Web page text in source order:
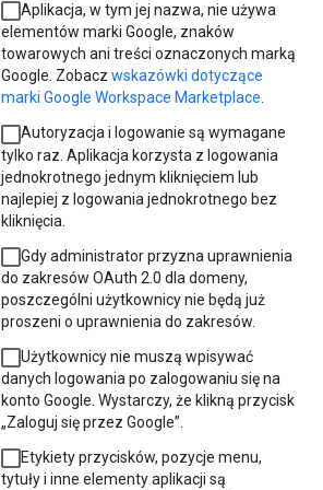
Aplikacja, w tym jej nazwa, nie używa
elementów marki Google, znaków
towarowych ani treści oznaczonych marką
Google. Zobacz wskazówki dotyczące
marki Google Workspace Marketplace.
Autoryzacja i logowanie są wymagane
tylko raz. Aplikacja korzysta z logowania
jednokrotnego jednym kliknięciem lub
najlepiej z logowania jednokrotnego bez
kliknięcia.
Gdy administrator przyzna uprawnienia
do zakresów OAuth 2.0 dla domeny,
poszczególni użytkownicy nie będą już
proszeni o uprawnienia do zakresów.
Użytkownicy nie muszą wpisywać
danych logowania po zalogowaniu się na
konto Google. Wystarczy, że klikną przycisk
„Zaloguj się przez Google”.
Etykiety przycisków, pozycje menu,
tytuły i inne elementy aplikacji są